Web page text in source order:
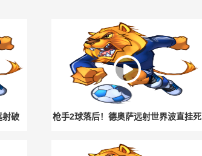
射破
枪手2球落后！德奥萨远射世界波直挂死